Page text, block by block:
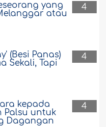
4
yang
atau
4
(Besi Panas)
Sekali, Tapi
4
kepada
Palsu untuk
Dagangan